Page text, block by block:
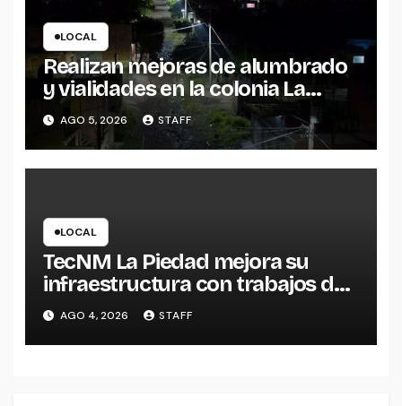
LOCAL
Realizan mejoras de alumbrado
y vialidades en la colonia La
Escondida
AGO 5, 2026 STAFF
LOCAL
TecNM La Piedad mejora su
infraestructura con trabajos de
impermeabilización
AGO 4, 2026 STAFF